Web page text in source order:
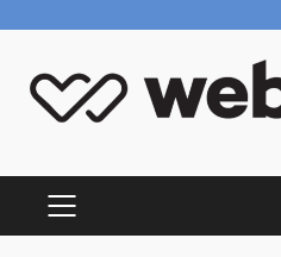
content
PRIMARY
MENU